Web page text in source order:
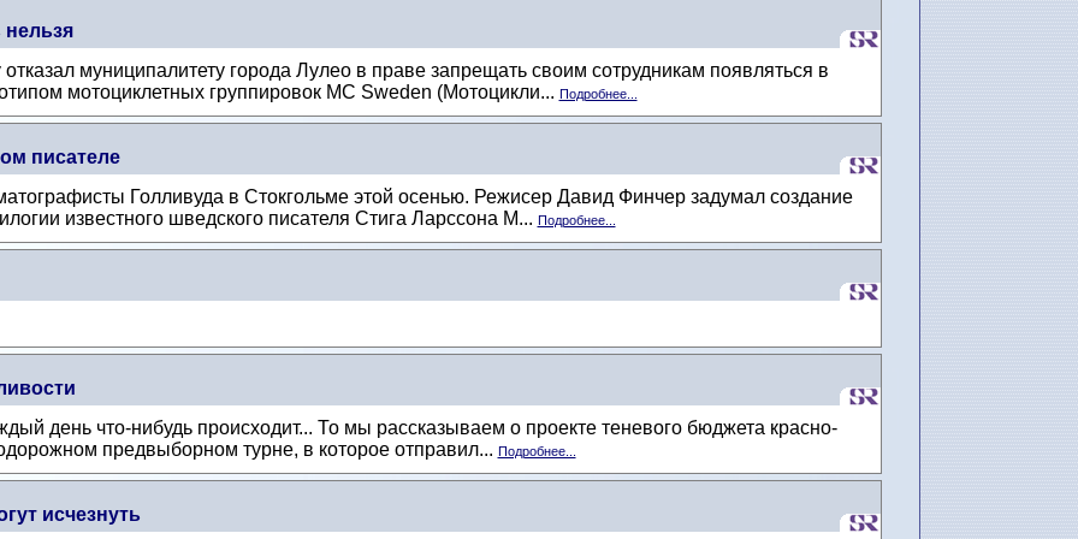
нельзя
муниципалитету города Лулео в праве запрещать своим сотрудникам появляться в
мотоциклетных группировок MC Sweden (Мотоцикли... Подробнее...
писателе
Голливуда в Стокгольме этой осенью. Режисер Давид Финчер задумал создание
известного шведского писателя Стига Ларссона М... Подробнее...
день что-нибудь происходит... То мы рассказываем о проекте теневого бюджета красно-
предвыборном турне, в которое отправил... Подробнее...
исчезнуть